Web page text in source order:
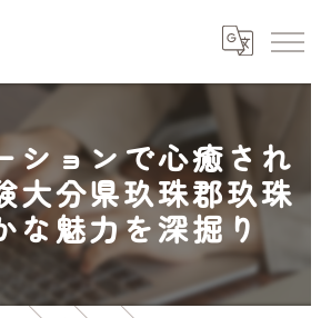
ションで心癒され
大分県玖珠郡玖珠
な魅力を深掘り